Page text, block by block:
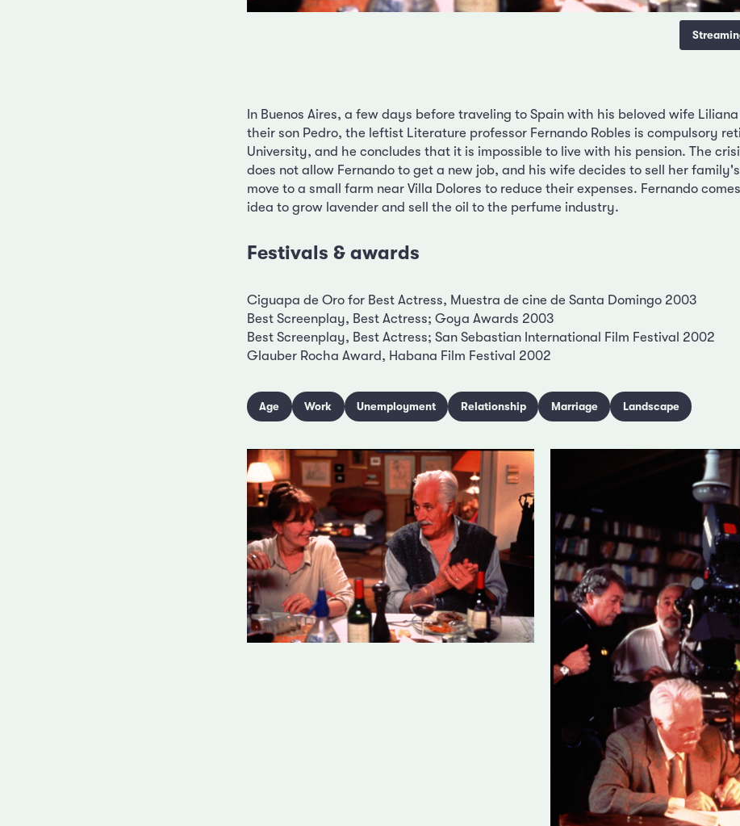
In Buenos Aires, a few days before traveling to Spain with his beloved wife
their son Pedro, the leftist Literature professor Fernando Robles is compulsory
University, and he concludes that it is impossible to live with his pension. The
does not allow Fernando to get a new job, and his wife decides to sell her
move to a small farm near Villa Dolores to reduce their expenses. Fernando
idea to grow lavender and sell the oil to the perfume industry.
Festivals & awards
Ciguapa de Oro for Best Actress, Muestra de cine de Santa Domingo 2003
Best Screenplay, Best Actress; Goya Awards 2003
Best Screenplay, Best Actress; San Sebastian International Film Festival 2002
Glauber Rocha Award, Habana Film Festival 2002
Age Work Unemployment Relationship Marriage Landscape